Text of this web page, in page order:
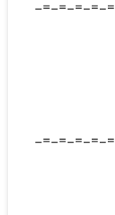
-=-=-=-=-
-=-=-=-=-